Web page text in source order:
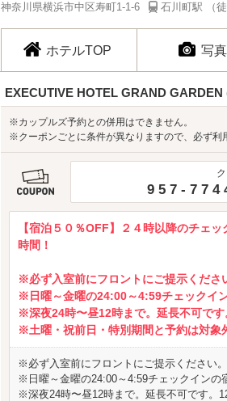
神奈川県横浜市中区寿町1-1-6 石川町駅 （徒
ホテルTOP 写真
EXECUTIVE HOTEL GRAND
※カップルズ予約との併用はできません。
※クーポンごとに条件が異なりますので、必ず利
957-
【宿泊５０％OFF】２４時以降のチェ
時間！
※必ず入室前にフロントにご提示くださ
※日曜～金曜の24:00～4:59チェックイ
※深夜24時〜昼12時まで。延長不可です
※土曜・祝前日・特別期間と予約は対象
※必ず入室前にフロントにご提示ください
※日曜～金曜の24:00～4:59チェックインの
※深夜24時〜昼12時まで。延長不可です。